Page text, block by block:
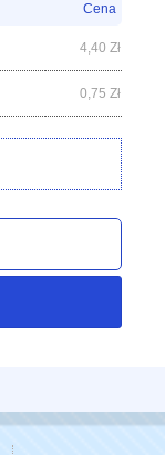
Cena
4,40 Zł
0,75 Zł